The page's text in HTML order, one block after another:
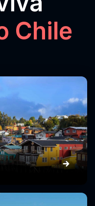
Chile